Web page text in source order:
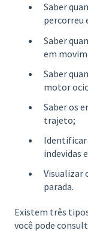
Saber
percorreu
Saber
em
Saber
motor
Saber os
trajeto;
Identificar
indevidas
Visualizar
parada.
Existem três
você pode